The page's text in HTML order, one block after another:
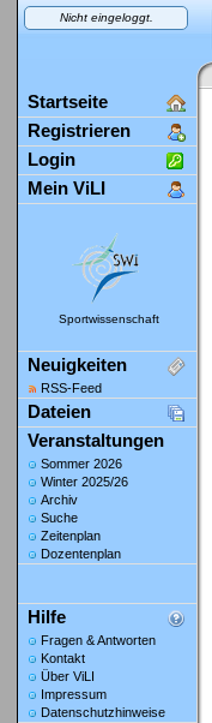
Nicht eingeloggt.
Startseite
Registrieren
Login
Mein ViLI
Sportwissenschaft
Neuigkeiten
RSS-Feed
Dateien
Veranstaltungen
Sommer 2026
Winter 2025/26
Archiv
Suche
Zeitenplan
Dozentenplan
Hilfe
Fragen & Antworten
Kontakt
Über ViLI
Impressum
Datenschutzhinweise